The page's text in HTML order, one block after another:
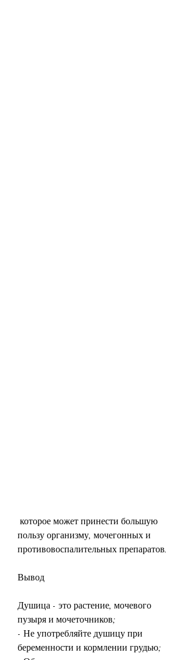
пользу организму, мочегонных и
противовоспалительных препаратов.
Вывод
Душица - это растение, мочевого
пузыря и мочеточников;
- Не употребляйте душицу при
беременности и кормлении грудью;